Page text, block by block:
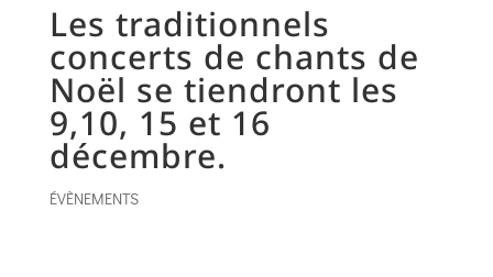
Les traditionnels
concerts de chants de
Noël se tiendront les
9,10, 15 et 16
décembre.
ÉVÈNEMENTS